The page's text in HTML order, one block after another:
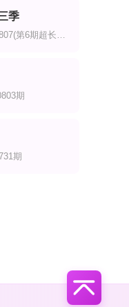
季
第6期超长抢先
期
期